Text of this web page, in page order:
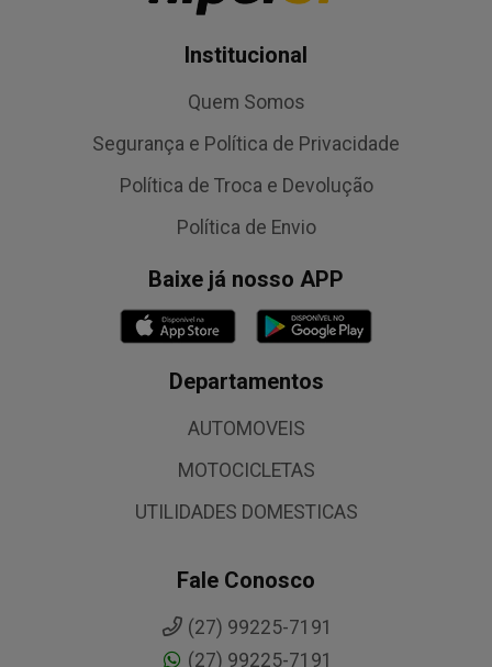
Institucional
Quem Somos
Segurança e Política de Privacidade
Política de Troca e Devolução
Política de Envio
Baixe já nosso APP
Departamentos
AUTOMOVEIS
MOTOCICLETAS
UTILIDADES DOMESTICAS
Fale Conosco
(27) 99225-7191
(27) 99225-7191